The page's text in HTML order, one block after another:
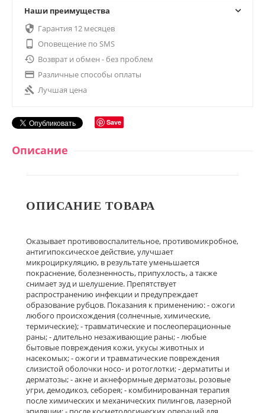
Наши преимущества
 Гарантия 12 месяцев

Оповещение по SMS
 Возврат и обмен - без проблем
 Различные способы оплаты
 Лучшая цена
Save
Описание
ОПИСАНИЕ ТОВАРА
Оказывает противовоспалительное, противомикробное,
антигипоксическое действие, улучшает
микроциркуляцию, в результате уменьшается
покраснение, болезненность, припухлость, а также
снимает зуд и шелушение. Препятствует
распространению инфекции и предупреждает
образование рубцов. Показания к применению: - ожоги
любого происхождения (солнечные, химические,
термические); - травматические и послеоперационные
раны; - длительно незаживающие раны; - любые
бытовые повреждения кожи, укусы животных и
насекомых; - ожоги и травматические повреждения
слизистой оболочки носо- и ротоглотки; - дерматиты и
дерматозы; - акне и акнеформные дерматозы, розовые
угри, демодикоз, себорея; - комбинированная терапия
после химических и механических пилингов, лазерной